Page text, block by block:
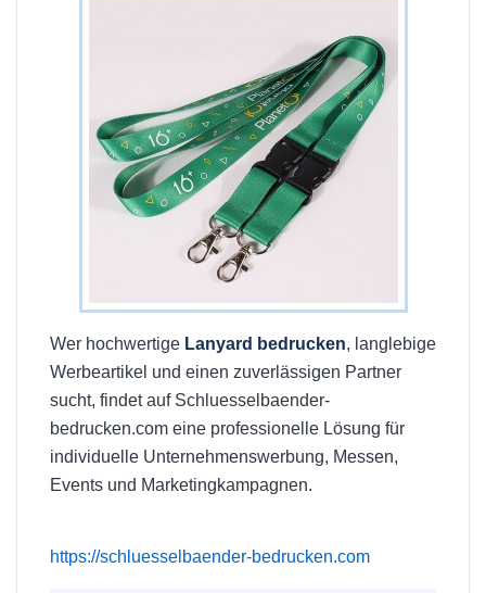
Wer hochwertige Lanyard bedrucken, langlebige
Werbeartikel und einen zuverlässigen Partner
sucht, findet auf Schluesselbaender-
bedrucken.com eine professionelle Lösung für
individuelle Unternehmenswerbung, Messen,
Events und Marketingkampagnen.
https://schluesselbaender-bedrucken.com